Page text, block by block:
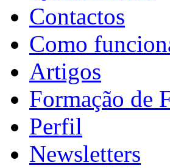
Contactos
Como
Artigos
Formação de
Perfil
Newsletters